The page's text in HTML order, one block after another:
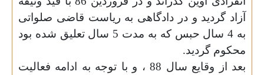
آزاد گردید و در دادگاهی به ریاست قاضی صلواتی
به 4 سال حبس که به مدت 5 سال تعلیق شده بود
محکوم گردید.
بعد از وقایع سال 88 ، و با توجه به ادامه فعالیت